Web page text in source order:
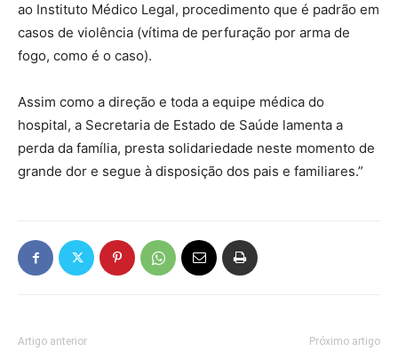
ao Instituto Médico Legal, procedimento que é padrão em
casos de violência (vítima de perfuração por arma de
fogo, como é o caso).
Assim como a direção e toda a equipe médica do
hospital, a Secretaria de Estado de Saúde lamenta a
perda da família, presta solidariedade neste momento de
grande dor e segue à disposição dos pais e familiares.”
Artigo anterior Próximo artigo